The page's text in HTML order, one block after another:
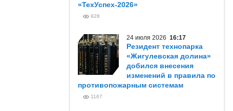
«ТехУспех-2026»
928
24 июля 2026 16:17
Резидент технопарка
«Жигулевская долина»
добился внесения
изменений в правила по
противопожарным системам
1167